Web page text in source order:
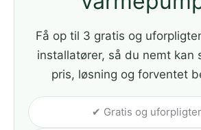
Få op til 3 gratis og
installatører, så du nemt kan
pris, løsning og forventet
✔ Gratis og